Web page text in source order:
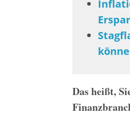
Das heißt,